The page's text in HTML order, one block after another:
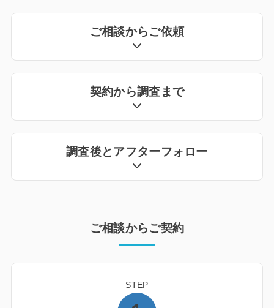
ご相談からご依頼
契約から調査まで
調査後とアフターフォロー
ご相談からご契約
STEP